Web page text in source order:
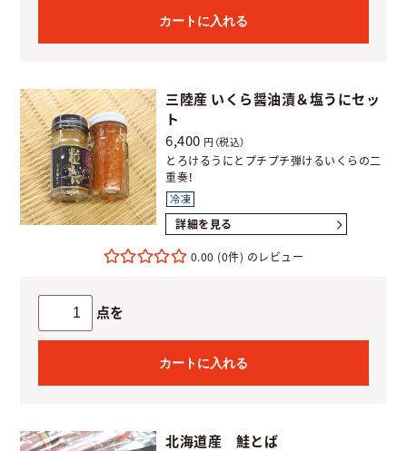
カートに入れる
三陸産 いくら醤油漬＆塩うにセッ
ト
6,400 円（税込）
とろけるうにとプチプチ弾けるいくらの二
重奏！
冷凍
詳細を見る
0.00 (0件)
点を
カートに入れる
北海道産 鮭とば